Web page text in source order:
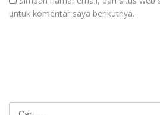
untuk komentar saya berikutnya.
Cari